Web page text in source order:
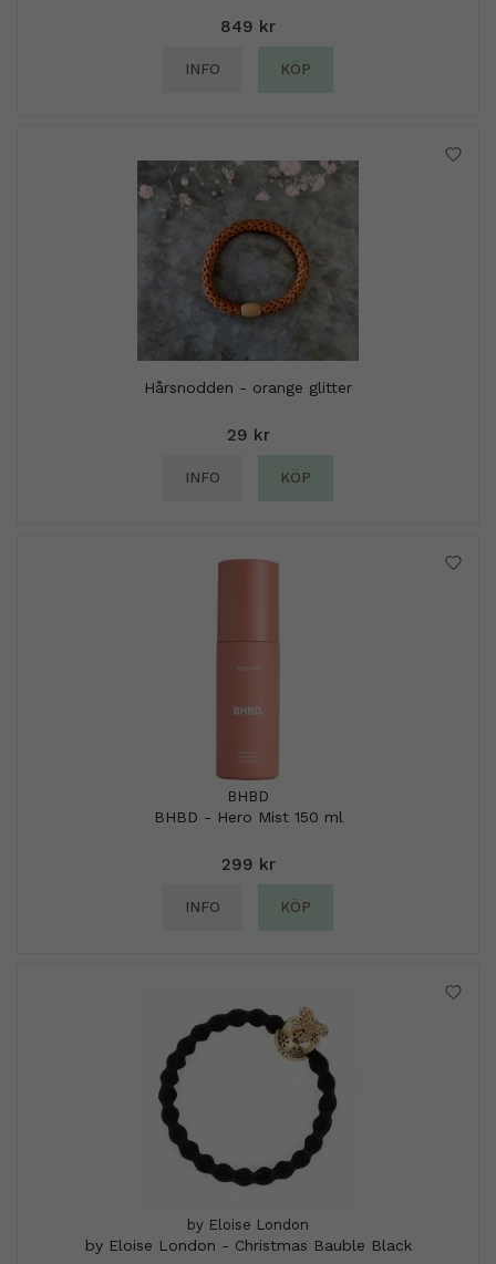
849 kr
INFO KÖP
Hårsnodden - orange glitter
29 kr
INFO KÖP
BHBD
BHBD - Hero Mist 150 ml
299 kr
INFO KÖP
by Eloise London
by Eloise London - Christmas Bauble Black